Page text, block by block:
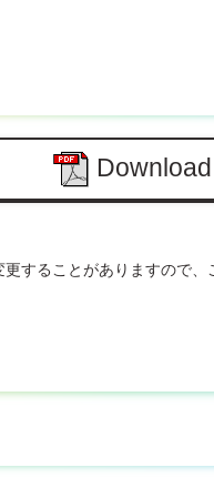
Download
することがありますので、